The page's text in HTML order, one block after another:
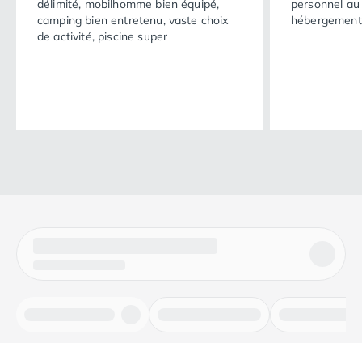
délimité, mobilhomme bien équipé,
camping bien entretenu, vaste choix
de activité, piscine super
personnel